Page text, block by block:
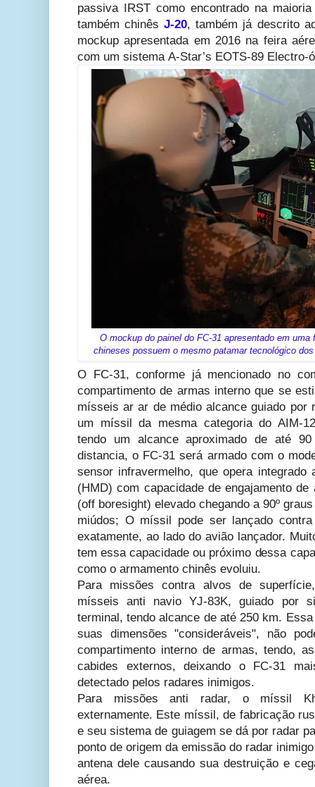
passiva IRST como encontrado na
também chinêsJ-20, também já descrito
mockup apresentada em 2016 na feira
com um sistema A-Star’s EOTS-89 Electro-
O mockup do painel do FC-31 apresentado em
chineses possuem o mesmo patamar tecnológico
O FC-31, conforme já mencionado no
compartimento de armas interno que se
mísseis ar ar de médio alcance guiado por
um míssil da mesma categoria do AIM-
tendo um alcance aproximado de até
distancia, o FC-31 será armado com o
sensor infravermelho, que opera
(HMD) com capacidade de engajamento
(off boresight) elevado chegando a 90º
miúdos; O míssil pode ser lançado
exatamente, ao lado do avião lançador.
tem essa capacidade ou próximo dessa
como o armamento chinês evoluiu.
Para missões contra alvos de
mísseis anti navio YJ-83K, guiado por
terminal, tendo alcance de até 250 km.
suas dimensões "consideráveis", não
compartimento interno de armas, tendo,
cabides externos, deixando o FC-31
detectado pelos radares inimigos.
Para missões anti radar, o míssil
externamente. Este míssil, de fabricação
e seu sistema de guiagem se dá por radar
ponto de origem da emissão do radar
antena dele causando sua destruição e
aérea.